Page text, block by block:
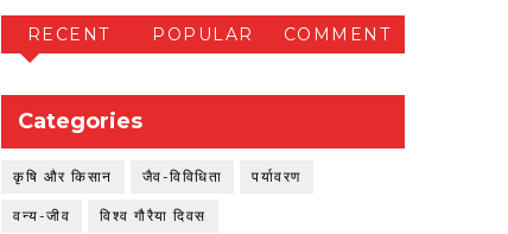
RECENT POPULAR COMMENT
Categories
कृषि और किसान जैव-विविधिता पर्यावरण
वन्य-जीव विश्व गौरैया दिवस